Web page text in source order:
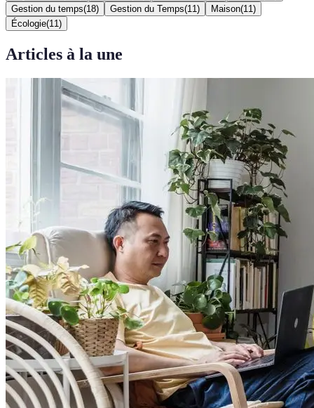
Gestion du temps(18) Gestion du Temps(11 ) Maison(11 )
Écologie(11 )
Articles à la une